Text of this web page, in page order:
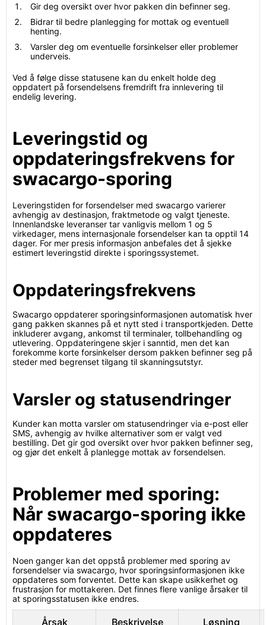
Gir deg oversikt over hvor pakken din befinner seg.
Bidrar til bedre planlegging for mottak og eventuell
henting.
Varsler deg om eventuelle forsinkelser eller problemer
underveis.
Ved å følge disse statusene kan du enkelt holde deg
oppdatert på forsendelsens fremdrift fra innlevering til
endelig levering.
Leveringstid og
oppdateringsfrekvens for
swacargo-sporing
Leveringstiden for forsendelser med swacargo varierer
avhengig av destinasjon, fraktmetode og valgt tjeneste.
Innenlandske leveranser tar vanligvis mellom 1 og 5
virkedager, mens internasjonale forsendelser kan ta opptil 14
dager. For mer presis informasjon anbefales det å sjekke
estimert leveringstid direkte i sporingssystemet.
Oppdateringsfrekvens
Swacargo oppdaterer sporingsinformasjonen automatisk hver
gang pakken skannes på et nytt sted i transportkjeden. Dette
inkluderer avgang, ankomst til terminaler, tollbehandling og
utlevering. Oppdateringene skjer i sanntid, men det kan
forekomme korte forsinkelser dersom pakken befinner seg på
steder med begrenset tilgang til skanningsutstyr.
Varsler og statusendringer
Kunder kan motta varsler om statusendringer via e-post eller
SMS, avhengig av hvilke alternativer som er valgt ved
bestilling. Det gir god oversikt over hvor pakken befinner seg,
og gjør det enkelt å planlegge mottak av forsendelsen.
Problemer med sporing:
Når swacargo-sporing ikke
oppdateres
Noen ganger kan det oppstå problemer med sporing av
forsendelser via swacargo, hvor sporingsinformasjonen ikke
oppdateres som forventet. Dette kan skape usikkerhet og
frustrasjon for mottakeren. Det finnes flere vanlige årsaker til
at sporingsstatusen ikke endres.
Årsak Beskrivelse Løsning